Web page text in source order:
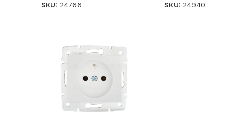
SKU: 24766 SKU: 24940